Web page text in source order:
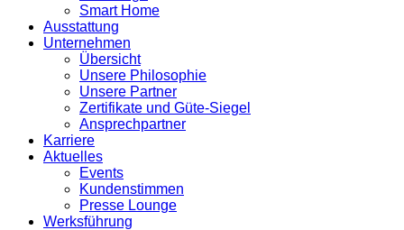
Smart Home
Ausstattung
Unternehmen
Übersicht
Unsere Philosophie
Unsere Partner
Zertifikate und Güte-Siegel
Ansprechpartner
Karriere
Aktuelles
Events
Kundenstimmen
Presse Lounge
Werksführung